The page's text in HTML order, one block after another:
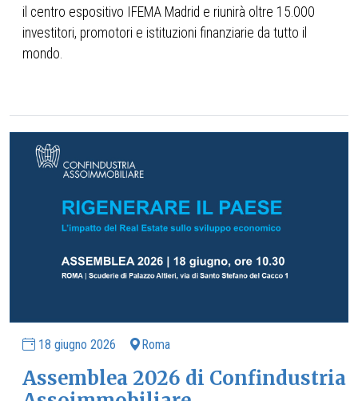
il centro espositivo IFEMA Madrid e riunirà oltre 15.000
investitori, promotori e istituzioni finanziarie da tutto il
mondo.
18 giugno 2026 Roma
Assemblea 2026 di Confindustria